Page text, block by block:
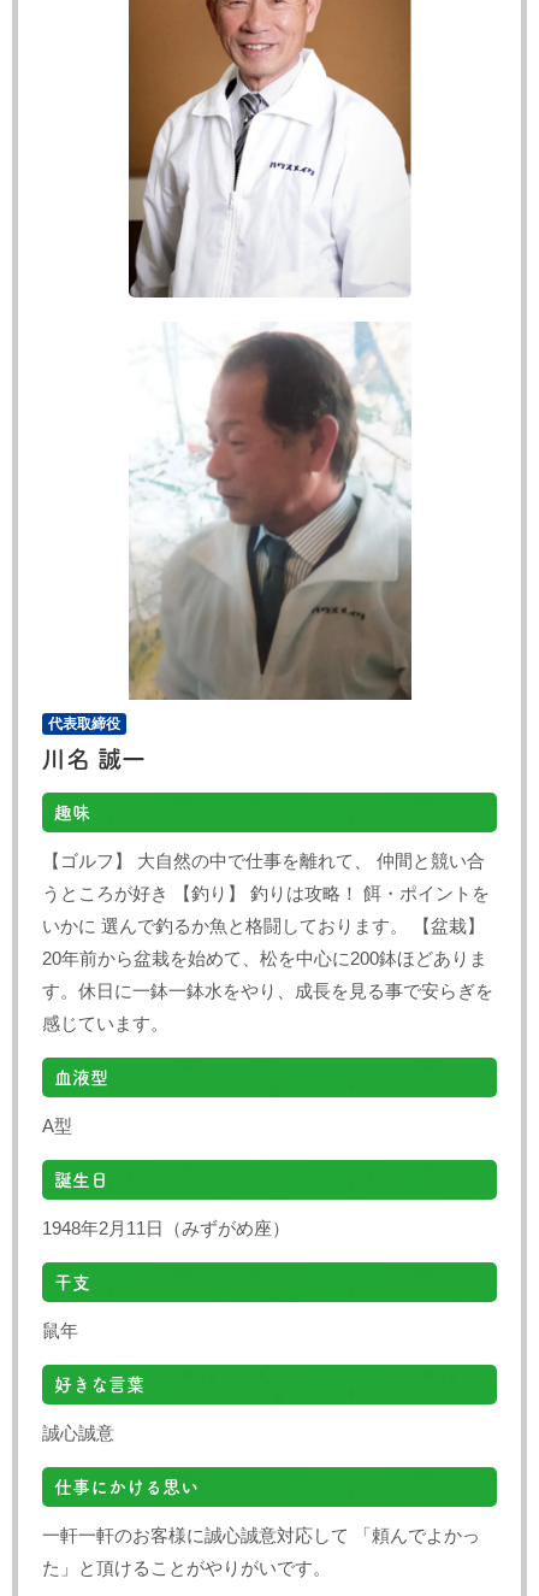
代表取締役
川名 誠一
趣味
【ゴルフ】 大自然の中で仕事を離れて、 仲間と競い合
うところが好き 【釣り】 釣りは攻略！ 餌・ポイントを
いかに 選んで釣るか魚と格闘しております。 【盆栽】
20年前から盆栽を始めて、松を中心に200鉢ほどありま
す。休日に一鉢一鉢水をやり、成長を見る事で安らぎを
感じています。
血液型
A型
誕生日
1948年2月11日（みずがめ座）
干支
鼠年
好きな言葉
誠心誠意
仕事にかける思い
一軒一軒のお客様に誠心誠意対応して 「頼んでよかっ
た」と頂けることがやりがいです。